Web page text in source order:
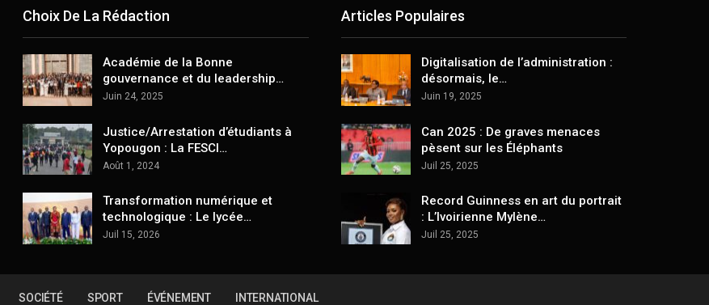
Choix De La Rédaction
Académie de la Bonne
gouvernance et du leadership…
Juin 24, 2025
Justice/Arrestation d’étudiants à
Yopougon : La FESCI…
Août 1, 2024
Transformation numérique et
technologique : Le lycée…
Juil 15, 2026
Articles Populaires
Digitalisation de l’administration :
désormais, le…
Juin 19, 2025
Can 2025 : De graves menaces
pèsent sur les Éléphants
Juil 25, 2025
Record Guinness en art du portrait
: L’Ivoirienne Mylène…
Juil 25, 2025
SOCIÉTÉ SPORT ÉVÉNEMENT INTERNATIONAL